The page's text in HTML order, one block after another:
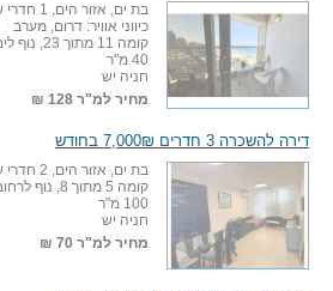
בת ים, אזור הים, 1 חדרי שינה + סלון
כיווני אוויר: דרום, מערב
קומה 11 מתוך 23, נוף לים, שטח דירה
40 מ"ר
חניה יש
מחיר למ"ר 128 ₪
דירה להשכרה 3 חדרים 7,000₪ בחודש
בת ים, אזור הים, 2 חדרי שינה + סלון
קומה 5 מתוך 8, נוף לרחוב, שטח דירה
100 מ"ר
חניה יש
מחיר למ"ר 70 ₪